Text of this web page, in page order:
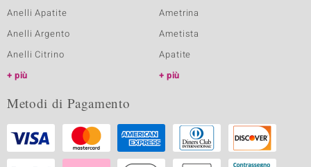
Anelli Apatite
Anelli Argento
Anelli Citrino
più
Ametrina
Ametista
Apatite
più
Metodi di Pagamento